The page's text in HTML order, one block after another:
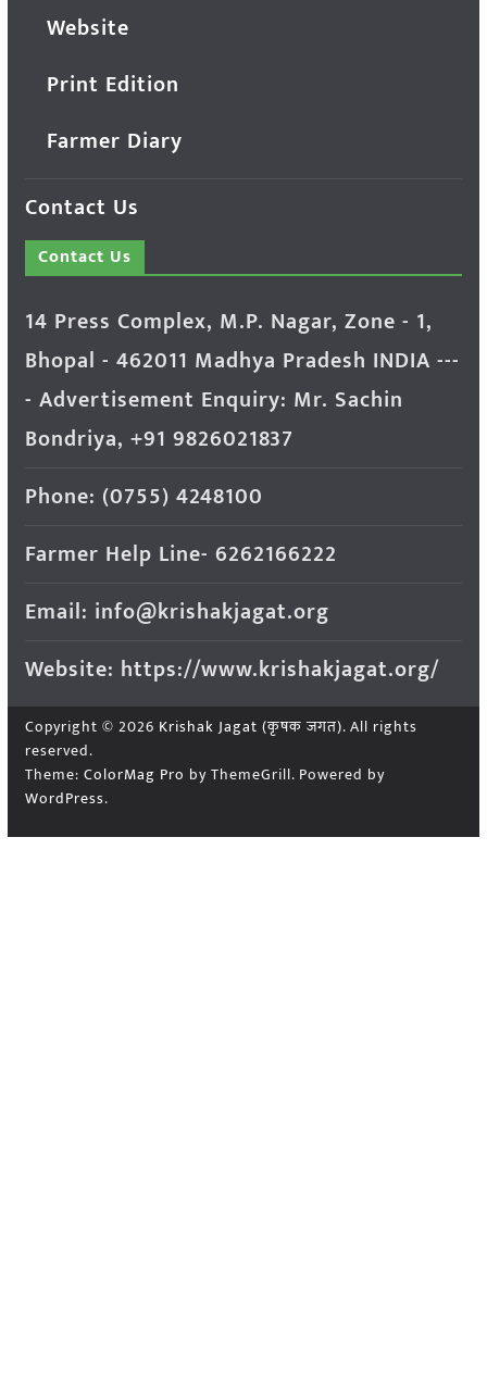
Website
Print Edition
Farmer Diary
Contact Us
Contact Us
14 Press Complex, M.P. Nagar, Zone - 1,
Bhopal - 462011 Madhya Pradesh INDIA ---
- Advertisement Enquiry: Mr. Sachin
Bondriya, +91 9826021837
Phone: (0755) 4248100
Farmer Help Line- 6262166222
Email: info@krishakjagat.org
Website: https://www.krishakjagat.org/
Copyright © 2026 Krishak Jagat (कृषक जगत). All rights
reserved.
Theme: ColorMag Pro by ThemeGrill. Powered by
WordPress.